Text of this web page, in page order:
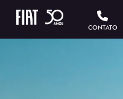
CONTATO